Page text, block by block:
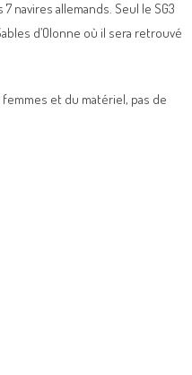
navires allemands. Seul le SG3
d’Olonne où il sera retrouvé
et du matériel, pas de